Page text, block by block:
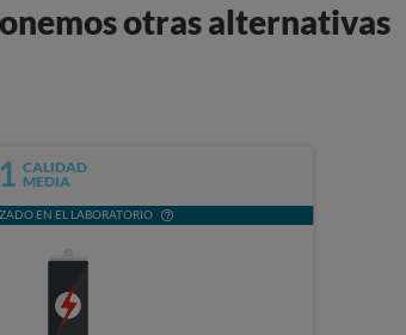
otras alternativas
CALIDAD
MEDIA
EN EL LABORATORIO